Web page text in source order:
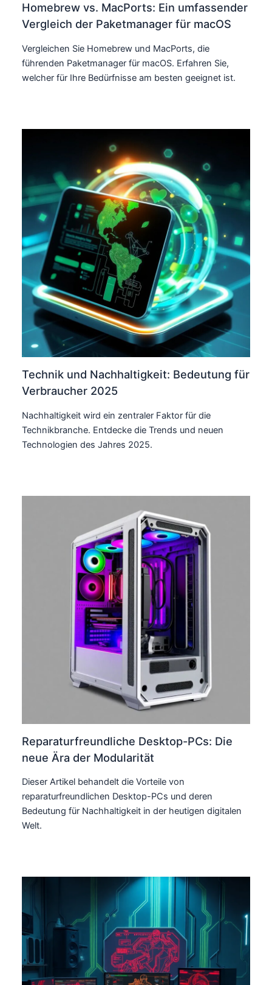
Homebrew vs. MacPorts: Ein umfassender
Vergleich der Paketmanager für macOS
Vergleichen Sie Homebrew und MacPorts, die
führenden Paketmanager für macOS. Erfahren Sie,
welcher für Ihre Bedürfnisse am besten geeignet ist.
Technik und Nachhaltigkeit: Bedeutung für
Verbraucher 2025
Nachhaltigkeit wird ein zentraler Faktor für die
Technikbranche. Entdecke die Trends und neuen
Technologien des Jahres 2025.
Reparaturfreundliche Desktop-PCs: Die
neue Ära der Modularität
Dieser Artikel behandelt die Vorteile von
reparaturfreundlichen Desktop-PCs und deren
Bedeutung für Nachhaltigkeit in der heutigen digitalen
Welt.